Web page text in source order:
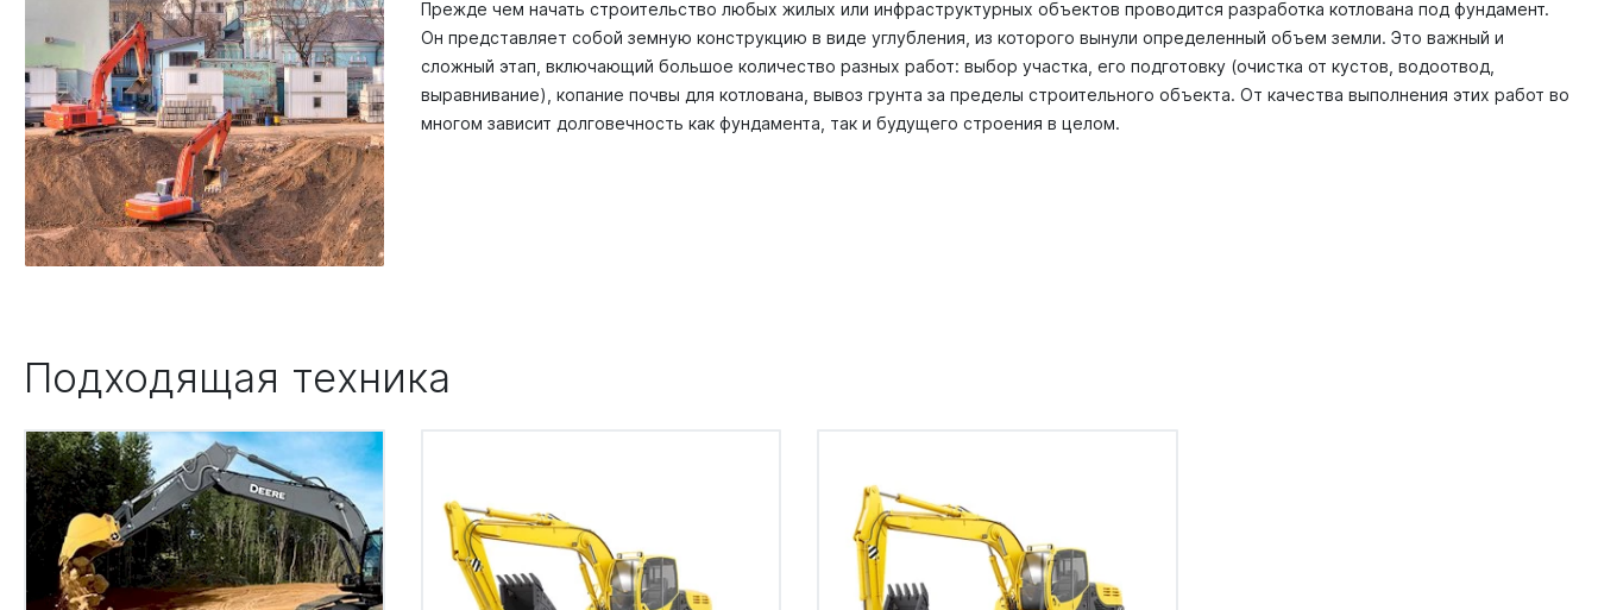
Прежде чем начать строительство любых жилых или инфраструктурных объектов проводится разработка котлована под фундамент.
Он представляет собой земную конструкцию в виде углубления, из которого вынули определенный объем земли. Это важный и
сложный этап, включающий большое количество разных работ: выбор участка, его подготовку (очистка от кустов, водоотвод,
выравнивание), копание почвы для котлована, вывоз грунта за пределы строительного объекта. От качества выполнения этих работ во
многом зависит долговечность как фундамента, так и будущего строения в целом.
Подходящая техника